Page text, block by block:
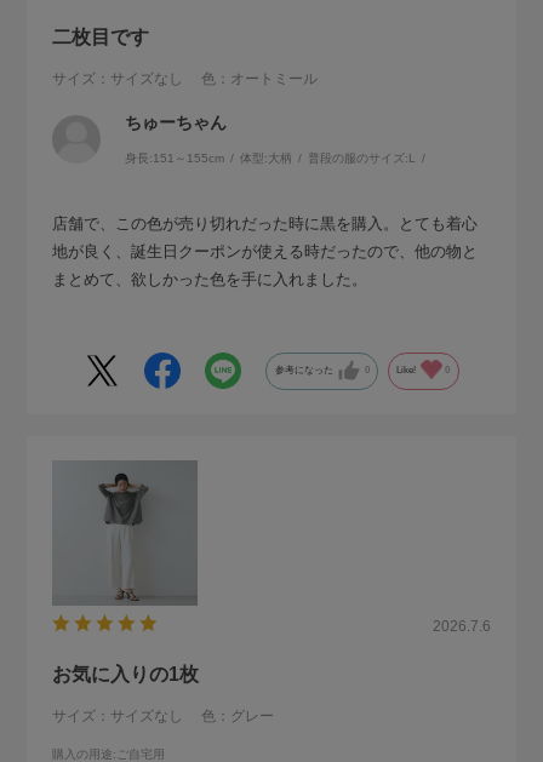
二枚目です
サイズ：サイズなし 色：オートミール
ちゅーちゃん
身長:151～155cm 体型:大柄 普段の服のサイズ:L
店舗で、この色が売り切れだった時に黒を購入。とても着心
地が良く、誕生日クーポンが使える時だったので、他の物と
まとめて、欲しかった色を手に入れました。
参考になった 0 Like! 0
2026.7.6
お気に入りの1枚
サイズ：サイズなし 色：グレー
購入の用途:ご自宅用